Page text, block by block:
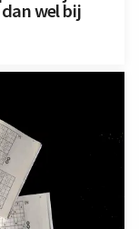
wel bij